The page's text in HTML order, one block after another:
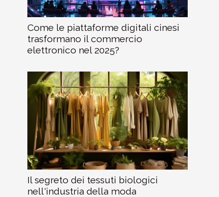
Come le piattaforme digitali cinesi
trasformano il commercio
elettronico nel 2025?
Il segreto dei tessuti biologici
nell'industria della moda